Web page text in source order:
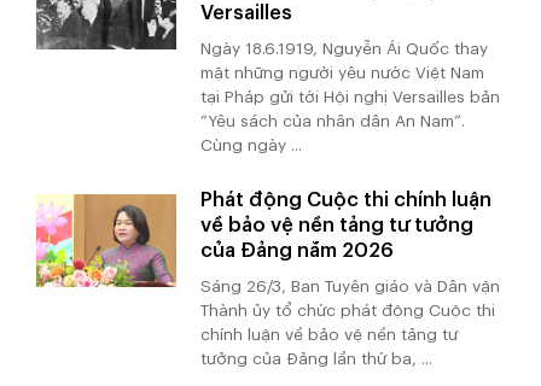
Versailles
Ngày 18.6.1919, Nguyễn Ái Quốc thay
mặt những người yêu nước Việt Nam
tại Pháp gửi tới Hội nghị Versailles bản
“Yêu sách của nhân dân An Nam”.
Cùng ngày ...
Phát động Cuộc thi chính luận
về bảo vệ nền tảng tư tưởng
của Đảng năm 2026
Sáng 26/3, Ban Tuyên giáo và Dân vận
Thành ủy tổ chức phát động Cuộc thi
chính luận về bảo vệ nền tảng tư
tưởng của Đảng lần thứ ba, ...